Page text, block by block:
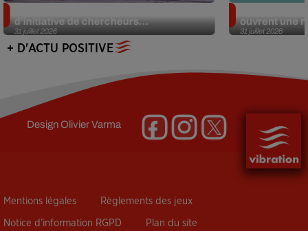
31 juillet 2026
d’initiative de chercheurs...
31 juillet 2026
ouvrent une
+ D'ACTU POSITIVE
DesignOlivier Varma
Mentions légales Règlements des jeux
Notice d’information RGPD Plan du site